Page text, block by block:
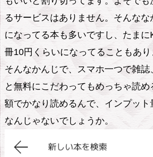
るサービスはありません。そんな
になってる本も多いですし、たま
冊10円くらいになってることもあり
そんなかんじで、スマホ一つで雑誌
と無料にこだわってもめっちゃ読
額でかなり読めるんで、インプット
なんじゃないでしょうか。